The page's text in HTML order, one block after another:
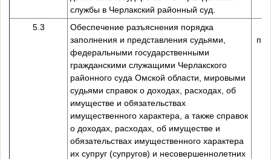
службы в Черлакский районный суд.
5.3
Обеспечение разъяснения порядка
заполнения и представления судьями,
федеральными государственными
гражданскими служащими Черлакского
районного суда Омской области, мировыми
судьями справок о доходах, расходах, об
имуществе и обязательствах
имущественного характера, а также справок
о доходах, расходах, об имуществе и
обязательствах имущественного характера
их супруг (супругов) и несовершеннолетних